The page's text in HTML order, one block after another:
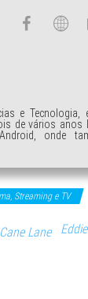
e
de vários
onde
Streaming e TV
Lane